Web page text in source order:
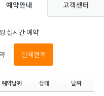
예약안내 고객센터
실시간 예약
단체견적
예약날짜 상태 날짜